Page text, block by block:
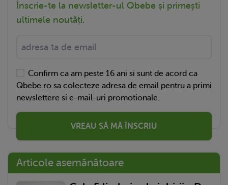
Înscrie-te la newsletter-ul Qbebe și primești
ultimele noutăți.
Confirm ca am peste 16 ani si sunt de acord ca
Qbebe.ro sa colecteze adresa de email pentru a primi
newslettere si e-mail-uri promotionale.
VREAU SĂ MĂ ÎNSCRIU
Articole asemănătoare